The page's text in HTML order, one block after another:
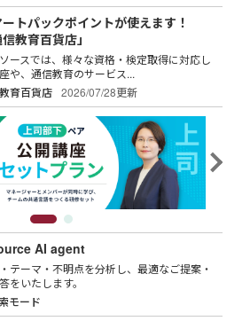
ートパックポイントが使えます！
信教育百貨店」
ースでは、様々な資格・検定取得に対応し
や、通信教育のサービス...
育百貨店
2026/07/28更新
AI agent
テーマ・不明点を分析し、最適なご提案・
をいたします。
モード